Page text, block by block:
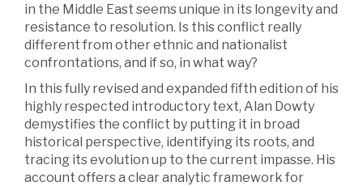
in the Middle East seems unique in its longevity and
resistance to resolution. Is this conflict really
different from other ethnic and nationalist
confrontations, and if so, in what way?
In this fully revised and expanded fifth edition of his
highly respected introductory text, Alan Dowty
demystifies the conflict by putting it in broad
historical perspective, identifying its roots, and
tracing its evolution up to the current impasse. His
account offers a clear analytic framework for